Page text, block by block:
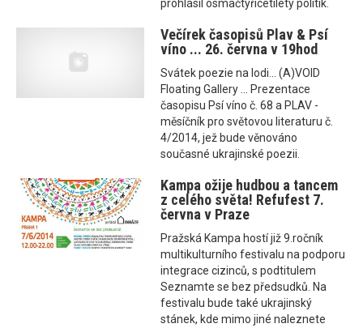
prohlásil osmačtyřicetiletý politik.
Večírek časopisů Plav & Psí
víno ... 26. června v 19hod
Svátek poezie na lodi... (A)VOID
Floating Gallery ... Prezentace
časopisu Psí víno č. 68 a PLAV -
měsíčník pro světovou literaturu č.
4/2014, jež bude věnováno
současné ukrajinské poezii.
Kampa ožije hudbou a tancem
z celého světa! Refufest 7.
června v Praze
Pražská Kampa hostí již 9.ročník
multikulturního festivalu na podporu
integrace cizinců, s podtitulem
Seznamte se bez předsudků. Na
festivalu bude také ukrajinský
stánek, kde mimo jiné naleznete